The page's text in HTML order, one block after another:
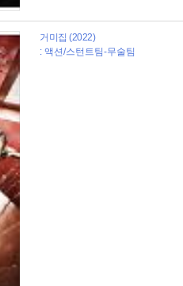
거미집 (2022)
: 액션/스턴트팀-무술팀